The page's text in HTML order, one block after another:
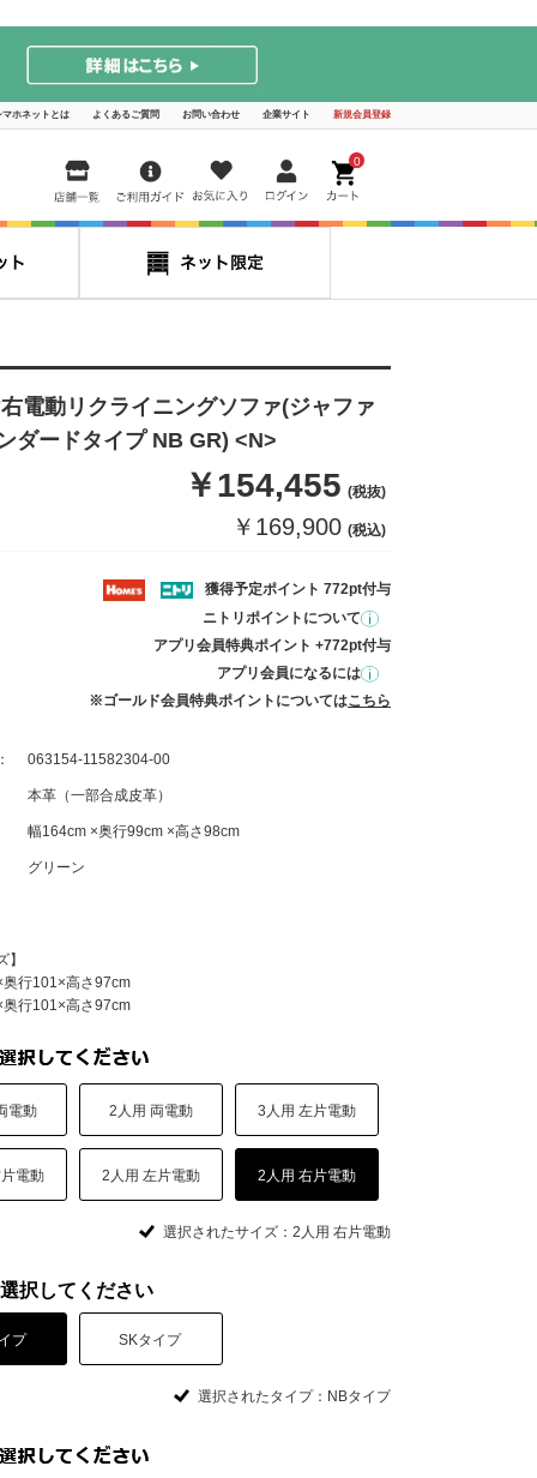
マホネットとは よくあるご質問 お問い合わせ 企業サイト 新規会員登録
0
電動リクライニングソファ(ジャファ
ダードタイプ NB GR) <N>
￥154,455 (税抜)
￥169,900 (税込)
獲得予定ポイント 772pt付与
ニトリポイントについて
アプリ会員特典ポイント +772pt付与
アプリ会員になるには
※ゴールド会員特典ポイントについてはこちら
063154-11582304-00
本革（一部合成皮革）
幅164cm ×奥行99cm ×高さ98cm
グリーン
行101×高さ97cm
行101×高さ97cm
電動 2人用 両電動 3人用 左片電動
電動 2人用 左片電動 2人用 右片電動
選択されたサイズ：2人用 右片電動
択してください
プ SKタイプ
選択されたタイプ：NBタイプ